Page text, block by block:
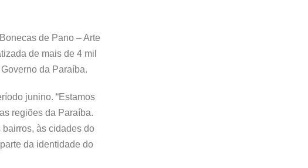
de Pano – Arte
de mais de 4 mil
da Paraíba.
junino. “Estamos
regiões da Paraíba.
às cidades do
da identidade do